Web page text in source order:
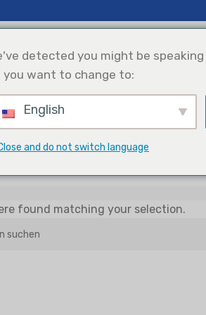
Kühlung Produktauswahl
kommerzielle Klimaanlage Uni-
Konsolentyp
found matching your selection.
detected you might be
you want to change to:
English
and do not switch language